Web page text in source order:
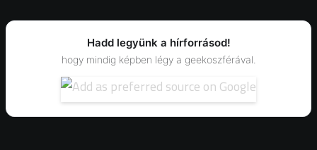
Hadd legyünk a hírforrásod!
hogy mindig képben légy a geekoszférával.